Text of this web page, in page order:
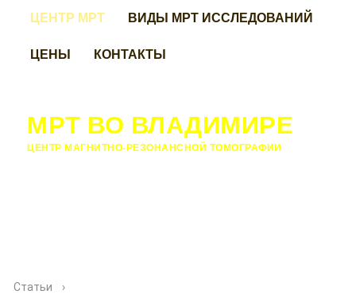
ЦЕНТР МРТ
ВИДЫ МРТ ИССЛЕДОВАНИЙ
ЦЕНЫ
КОНТАКТЫ
МРТ ВО ВЛАДИМИРЕ
ЦЕНТР МАГНИТНО-РЕЗОНАНСНОЙ ТОМОГРАФИИ
Статьи ›